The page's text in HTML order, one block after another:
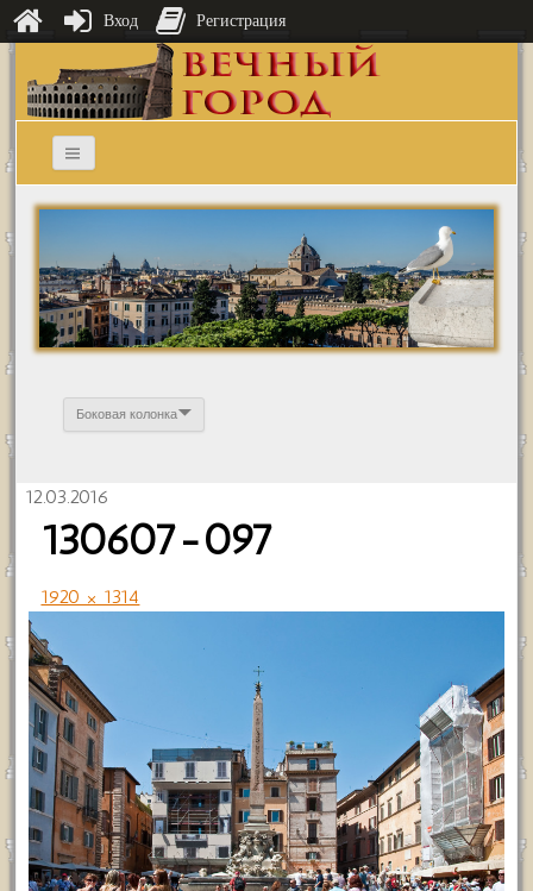
Боковая колонка
12.03.2016
130607-097
1920 × 1314
Вход Регистрация